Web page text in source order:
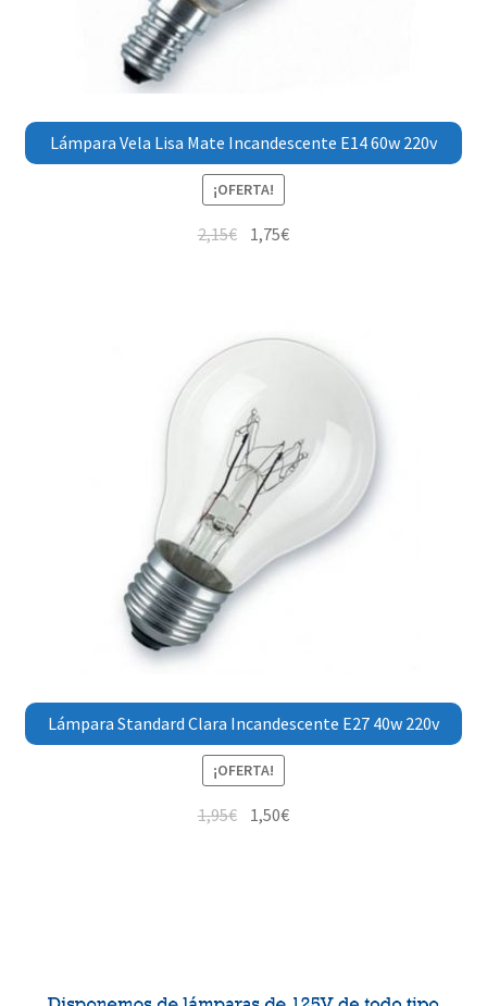
Lámpara Vela Lisa Mate Incandescente E14 60w 220v
¡OFERTA!
2,15€ 1,75€
Lámpara Standard Clara Incandescente E27 40w 220v
¡OFERTA!
1,95€ 1,50€